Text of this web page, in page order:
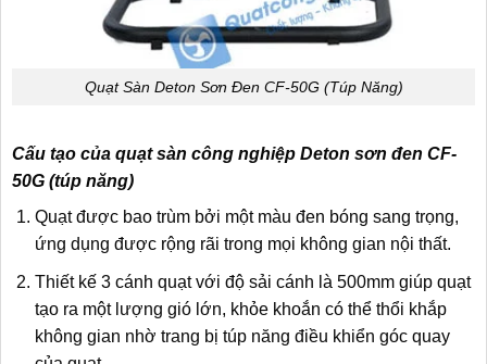
Quạt Sàn Deton Sơn Đen CF-50G (Túp Năng)
Cấu tạo của quạt sàn công nghiệp Deton sơn đen CF-
50G (túp năng)
Quạt được bao trùm bởi một màu đen bóng sang trọng,
ứng dụng được rộng rãi trong mọi không gian nội thất.
Thiết kế 3 cánh quạt với độ sải cánh là 500mm giúp quạt
tạo ra một lượng gió lớn, khỏe khoắn có thể thổi khắp
không gian nhờ trang bị túp năng điều khiển góc quay